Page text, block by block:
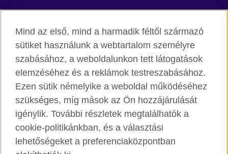
Instagram Blog
RSS TikTok
British Council világszerte
Adatvédelmi szabályzat
Cookie
Mind az első, mind a harmadik féltől származó
sütiket használunk a webtartalom személyre
szabásához, a weboldalunkon tett látogatások
elemzéséhez és a reklámok testreszabásához.
Ezen sütik némelyike a weboldal működéséhez
szükséges, míg mások az Ön hozzájárulását
igénylik. További részletek megtalálhatók a
cookie-politikánkban, és a választási
lehetőségeket a preferenciaközpontban